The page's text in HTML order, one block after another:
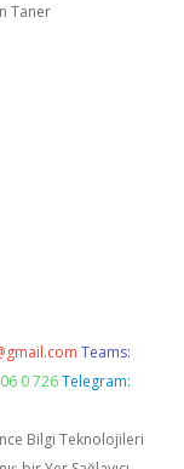
Taner
Teams:
0 726 Telegram:
Bilgi Teknolojileri